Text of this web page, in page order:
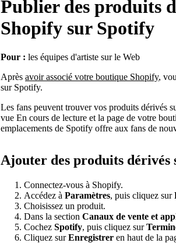
Publier des produits
Shopify sur Spotify
Pour : les équipes d'artiste sur le Web
Après avoir associé votre boutique Shopify,
sur Spotify.
Les fans peuvent trouver vos produits dérivés
vue En cours de lecture et la page de votre
emplacements de Spotify offre aux fans de
Ajouter des produits dérivés
Connectez-vous à Shopify.
Accédez à Paramètres, puis cliquez sur
Choisissez un produit.
Dans la section Canaux de vente et
Cochez Spotify, puis cliquez sur
Cliquez surEnregistrer en haut de la